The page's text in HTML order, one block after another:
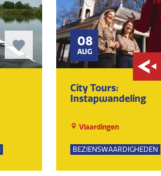
08
AUG
City Tours:
Instapwandeling
Vlaardingen
BEZIENSWAARDIGHEDEN